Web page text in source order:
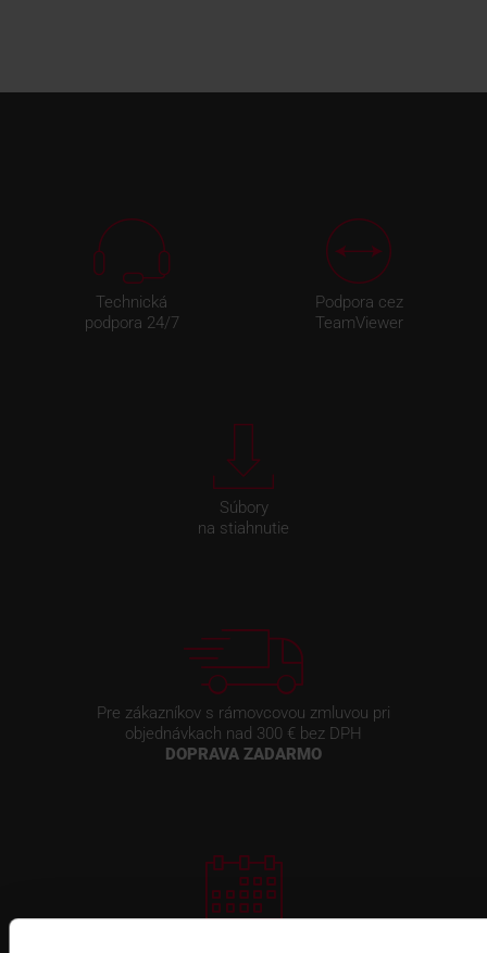
Technická
podpora 24/7
Podpora cez
TeamViewer
Súbory
na stiahnutie
Pre zákazníkov s rámovcovou zmluvou pri
objednávkach nad 300 € bez DPH
DOPRAVA ZADARMO